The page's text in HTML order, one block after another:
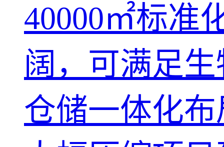
40000㎡标准
阔，可满足
仓储一体化